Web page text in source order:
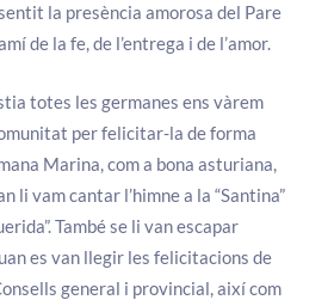
la presència amorosa del Pare
de la fe, de l’entrega i de l’amor.
totes les germanes ens vàrem
per felicitar-la de forma
Marina, com a bona asturiana,
li vam cantar l’himne a la “Santina”
També se li van escapar
es van llegir les felicitacions de
general i provincial, així com